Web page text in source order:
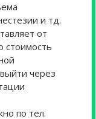
и тд.
от
стоимость
через
по тел.